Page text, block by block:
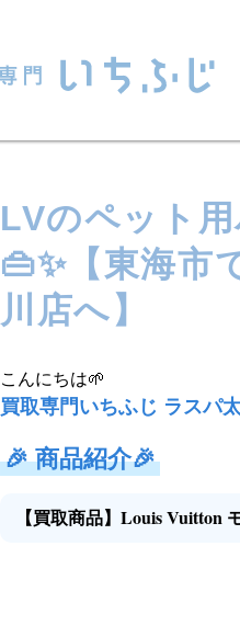
LVのペット
👜✨【東海市
川店へ】
こんにちは🌱
買取専門いちふじ ラスパ
🎉商品紹介🎉
【買取商品】 Louis Vuitton